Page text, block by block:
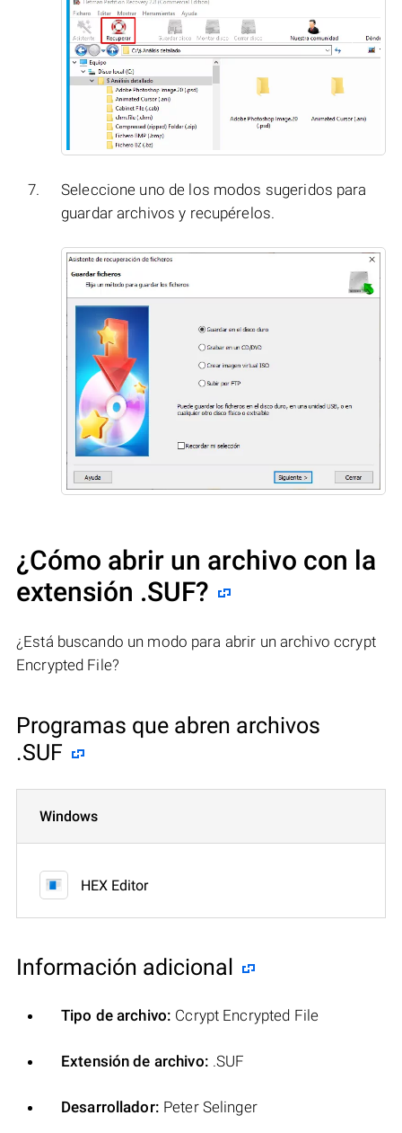
Seleccione uno de los modos sugeridos para
guardar archivos y recupérelos.
¿Cómo abrir un archivo con la
extensión .SUF?
¿Está buscando un modo para abrir un archivo ccrypt
Encrypted File?
Programas que abren archivos
.SUF
Windows
HEX Editor
Información adicional
Tipo de archivo: Ccrypt Encrypted File
Extensión de archivo: .SUF
Desarrollador: Peter Selinger